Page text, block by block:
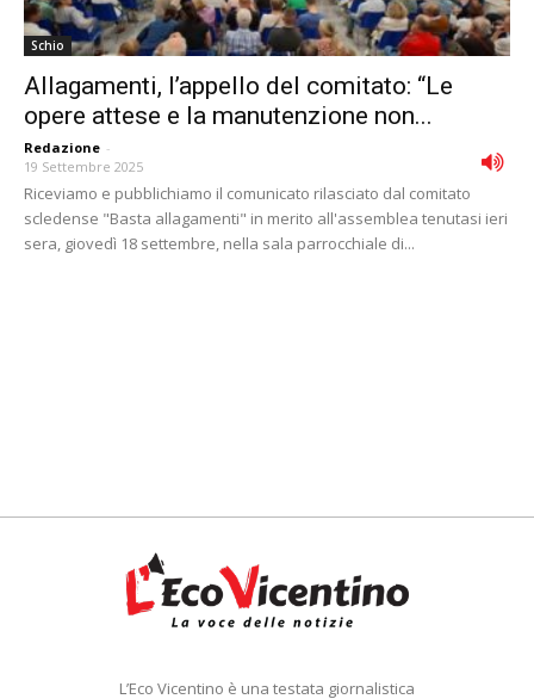
Schio
Allagamenti, l’appello del comitato: “Le
opere attese e la manutenzione non...
Redazione -
19 Settembre 2025
Riceviamo e pubblichiamo il comunicato rilasciato dal comitato
scledense "Basta allagamenti" in merito all'assemblea tenutasi ieri
sera, giovedì 18 settembre, nella sala parrocchiale di...
L’Eco Vicentino è una testata giornalistica